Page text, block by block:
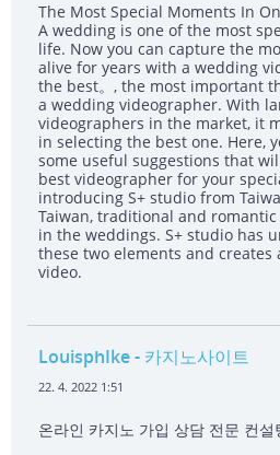
The Most Special Moments In
A wedding is one of the most
life. Now you can capture the
alive for years with a wedding
the best。, the most important
a wedding videographer. With
videographers in the market, it
in selecting the best one. Here,
some useful suggestions that
best videographer for your
introducing S+ studio from
Taiwan, traditional and
in the weddings. S+ studio has
these two elements and
video.
LouisphIke- 카지노사이트
22. 4. 2022 1:51
온라인 카지노 가입 상담 전문 컨설